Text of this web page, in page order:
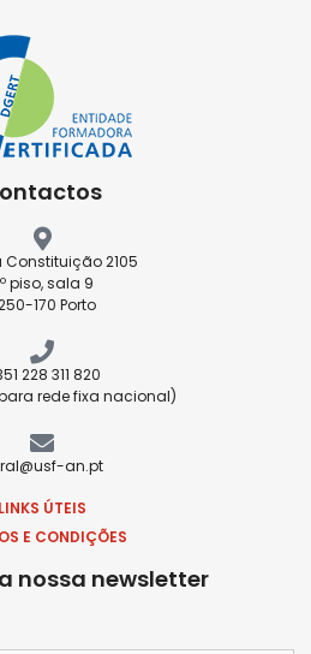
Constituição 2105
piso, sala 9
170 Porto
228 311 820
rede fixa nacional)
an.pt
LINKS ÚTEIS
E CONDIÇÕES
nossa newsletter